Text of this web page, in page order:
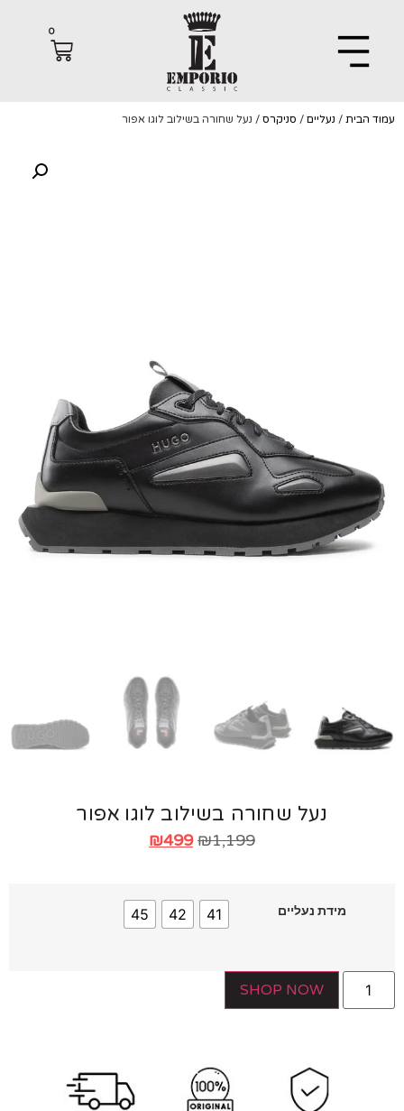
הבית/נעליים /סניקרס/ נעל שחורה בשילוב לוגו אפור
נעל שחורה בשילוב לוגו אפור
₪1,199
₪499
מידת נעליים 42
45
SHOP NOW